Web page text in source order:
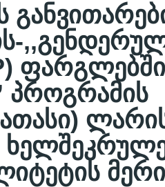
ფარგლებში
პროგრამის